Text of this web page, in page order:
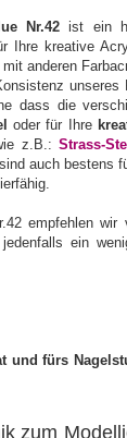
Nr.42ist ein
Ihre kreative
anderen
unseres
dass die
oder für Ihre
z.B.:Strass-
auch bestens
empfehlen
ein
und fürs